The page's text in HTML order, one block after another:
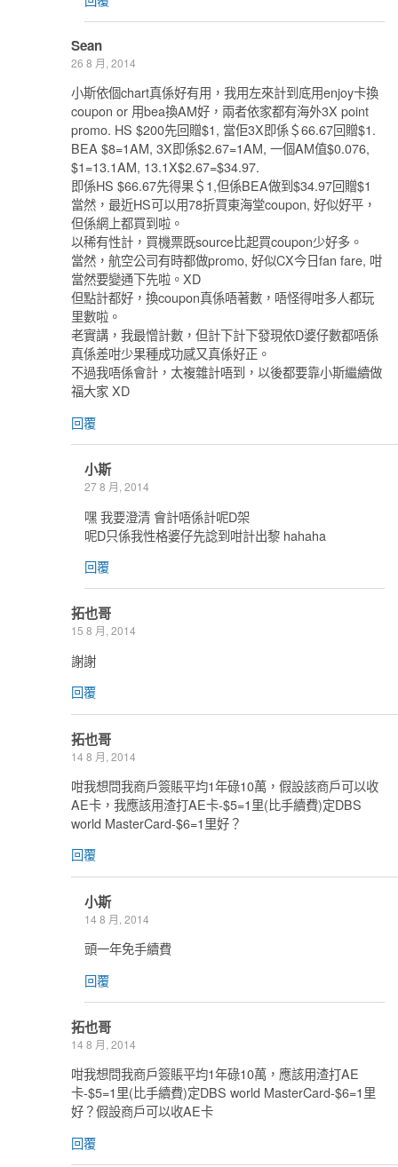
Sean
26 8 月, 2014
小斯依個chart真係好有用，我用左來計到底用enjoy卡換
coupon or 用bea換AM好，兩者依家都有海外3X point
promo. HS $200先回贈$1, 當佢3X即係＄66.67回贈$1.
BEA $8=1AM, 3X即係$2.67=1AM, 一個AM值$0.076,
$1=13.1AM, 13.1X$2.67=$34.97.
即係HS $66.67先得果＄1,但係BEA做到$34.97回贈$1
當然，最近HS可以用78折買東海堂coupon, 好似好平，
但係網上都買到啦。
以稀有性計，買機票既source比起買coupon少好多。
當然，航空公司有時都做promo, 好似CX今日fan fare, 咁
當然要變通下先啦。XD
但點計都好，換coupon真係唔著數，唔怪得咁多人都玩
里數啦。
老實講，我最憎計數，但計下計下發現依D婆仔數都唔係
真係差咁少果種成功感又真係好正。
不過我唔係會計，太複雜計唔到，以後都要靠小斯繼續做
福大家 XD
回覆
小斯
27 8 月, 2014
嘿 我要澄清 會計唔係計呢D架
呢D只係我性格婆仔先諗到咁計出黎 hahaha
回覆
拓也哥
15 8 月, 2014
謝謝
回覆
拓也哥
14 8 月, 2014
咁我想問我商戶簽賬平均1年碌10萬，假設該商戶可以收
AE卡，我應該用渣打AE卡-$5=1里(比手續費)定DBS
world MasterCard-$6=1里好？
回覆
小斯
14 8 月, 2014
頭一年免手續費
回覆
拓也哥
14 8 月, 2014
咁我想問我商戶簽賬平均1年碌10萬，應該用渣打AE
卡-$5=1里(比手續費)定DBS world MasterCard-$6=1里
好？假設商戶可以收AE卡
回覆